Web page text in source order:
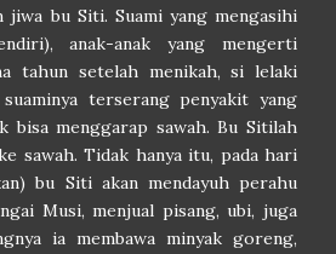
jiwa bu Siti. Suami yang mengasihi
anak-anak yang mengerti
tahun setelah menikah, si lelaki
terserang penyakit yang
bisa menggarap sawah. Bu Sitilah
sawah. Tidak hanya itu, pada hari
bu Siti akan mendayuh perahu
Musi, menjual pisang, ubi, juga
ia membawa minyak goreng,